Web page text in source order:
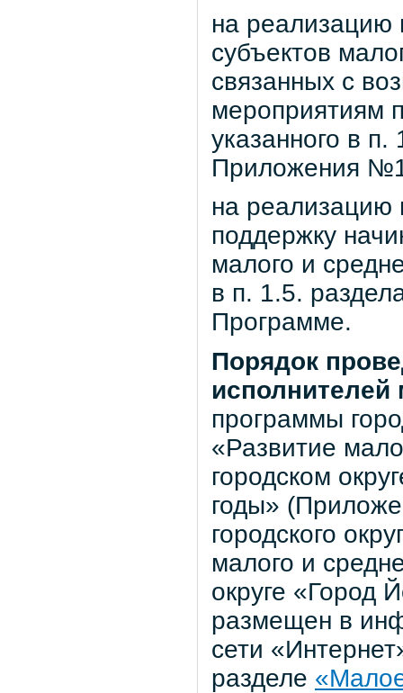
на реализацию
субъектов
связанных с
мероприятиям
указанного в
Приложения
на реализацию
поддержку
малого и
в п. 1.5.
Программе.
Порядок
программы
«Развитие
городском
годы»
городского
малого и
округе «Город
размещен в
сети
разделе